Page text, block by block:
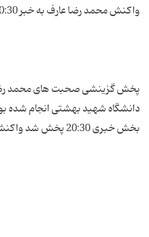
پخش گزینشی صحبت های محمد رضا
دانشگاه شهید بهشتی انجام شده